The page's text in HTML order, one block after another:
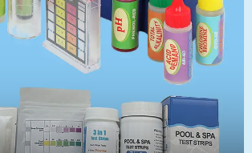
się żywności, hamując rozwój
takich jak bakterie, drożdże
i plamy.